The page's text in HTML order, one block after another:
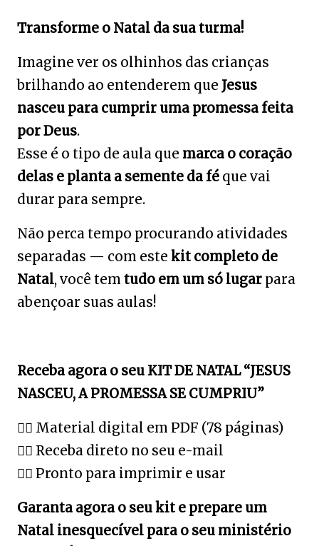
Transforme o Natal da sua turma!
Imagine ver os olhinhos das crianças
brilhando ao entenderem que Jesus
nasceu para cumprir uma promessa feita
por Deus.
Esse é o tipo de aula que marca o coração
delas e planta a semente da fé que vai
durar para sempre.
Não perca tempo procurando atividades
separadas — com este kit completo de
Natal, você tem tudo em um só lugar para
abençoar suas aulas!
Receba agora o seu KIT DE NATAL “JESUS
NASCEU, A PROMESSA SE CUMPRIU”
👉🏻 Material digital em PDF (78 páginas)
👉🏻 Receba direto no seu e-mail
👉🏻 Pronto para imprimir e usar
Garanta agora o seu kit e prepare um
Natal inesquecível para o seu ministério